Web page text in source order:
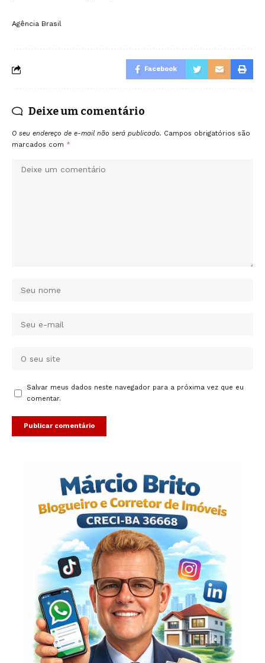
Agência Brasil
Facebook
Deixe um comentário
O seu endereço de e-mail não será publicado. Campos obrigatórios são
marcados com *
Salvar meus dados neste navegador para a próxima vez que eu
comentar.